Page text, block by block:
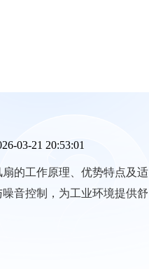
03-21 20:53:01
的工作原理、优势特点及适
音控制，为工业环境提供舒